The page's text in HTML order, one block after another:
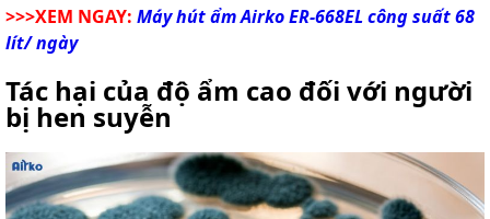
>>>XEM NGAY: Máy hút ẩm Airko ER-668EL công suất 68
lít/ ngày
Tác hại của độ ẩm cao đối với người
bị hen suyễn